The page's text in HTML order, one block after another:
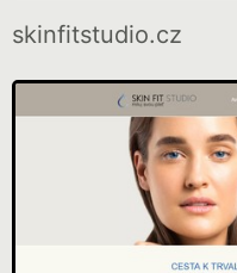
skinfitstudio.cz